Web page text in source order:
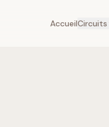
AccueilCircuits